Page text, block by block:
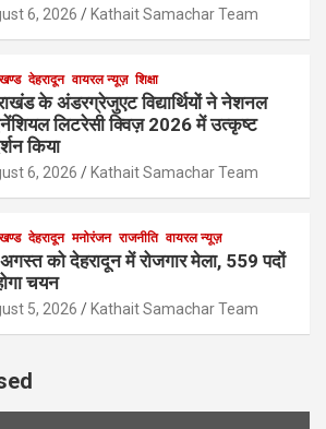
6, 2026 Kathait Samachar Team
देहरादून वायरल न्यूज़ शिक्षा
के अंडरग्रेजुएट विद्यार्थियों ने नेशनल
लिटरेसी क्विज़ 2026 में उत्कृष्ट
किया
6, 2026 Kathait Samachar Team
देहरादून मनोरंजन राजनीति वायरल न्यूज़
को देहरादून में रोजगार मेला, 559 पदों
चयन
5, 2026 Kathait Samachar Team